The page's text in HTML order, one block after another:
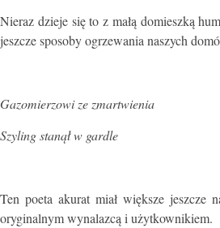
Nieraz dzieje się to z małą domieszką
jeszcze sposoby ogrzewania naszych
Gazomierzowi ze zmartwienia
Szyling stanął w gardle
Ten poeta akurat miał większe
oryginalnym wynalazcą i użytkownikiem.